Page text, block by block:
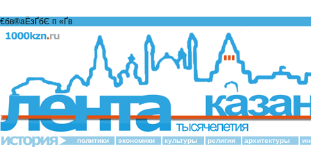
€бв®аЁзҐбЄ п «Ґ­в
политики экономики культуры религии архитектуры